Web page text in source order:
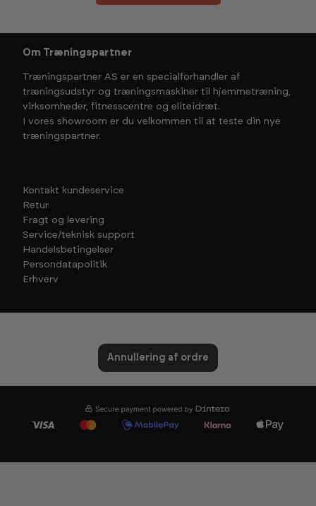
Om Træningspartner
Træningspartner AS er en specialforhandler af
træningsudstyr og træningsmaskiner til hjemmetræning,
virksomheder, fitnesscentre og eliteidræt.
I vores showroom er du velkommen til at teste din nye
træningspartner.
Kontakt kundeservice
Retur
Fragt og levering
Service/teknisk support
Handelsbetingelser
Persondatapolitik
Erhverv
Annullering af ordre